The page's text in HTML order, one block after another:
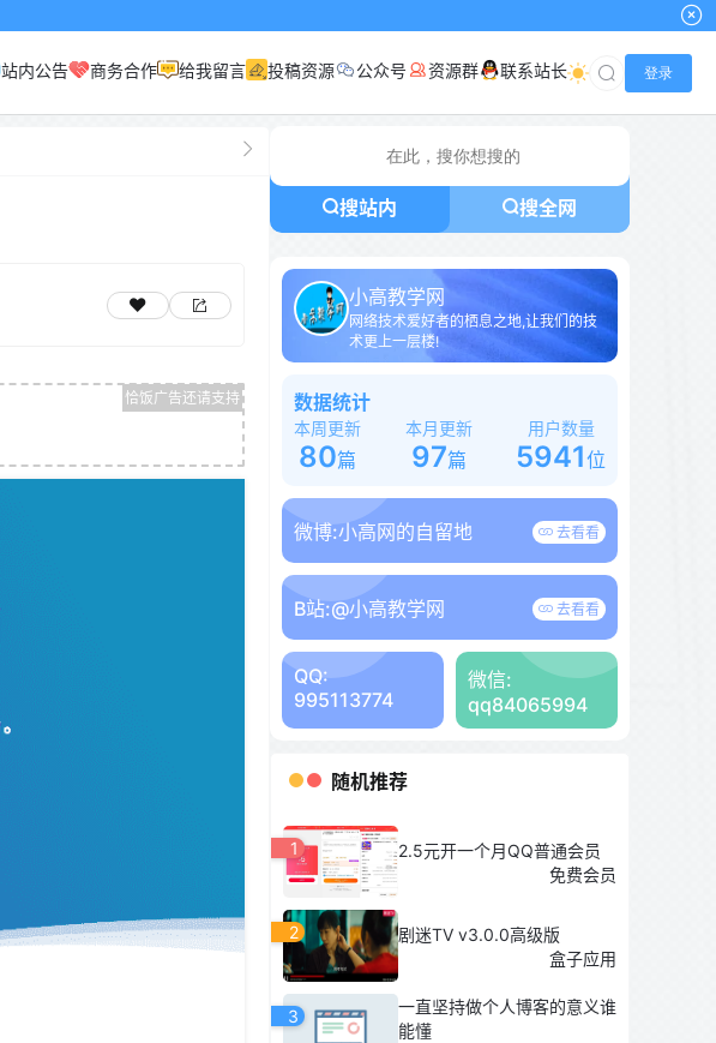
站内公告 商务合作 给我留言 投稿资源 公众号 资源群 联系站长 登录
搜站内 搜全网
小高教学网
网络技术爱好者的栖息之地,让我们的技
术更上一层楼!
数据统计
本周更新
80篇
本月更新
97篇
用户数量
5941位
微博:小高网的自留地 去看看
B站:@小高教学网 去看看
QQ:
995113774
微信:
qq84065994
随机推荐
1
2.5元开一个月QQ普通会员
免费会员
2
剧迷TV v3.0.0高级版
盒子应用
3
一直坚持做个人博客的意义谁
能懂